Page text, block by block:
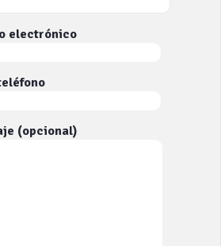
electrónico
(opcional)